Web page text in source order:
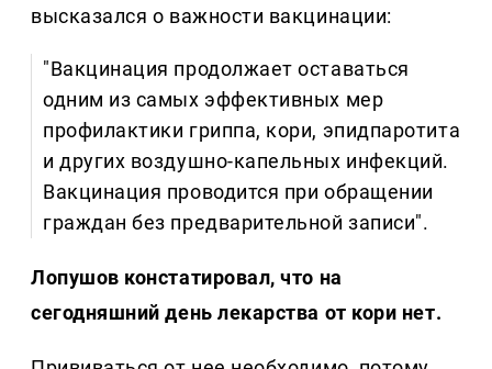
высказался о важности вакцинации:
"Вакцинация продолжает оставаться
одним из самых эффективных мер
профилактики гриппа, кори, эпидпаротита
и других воздушно-капельных инфекций.
Вакцинация проводится при обращении
граждан без предварительной записи".
Лопушов констатировал, что на
сегодняшний день лекарства от кори нет.